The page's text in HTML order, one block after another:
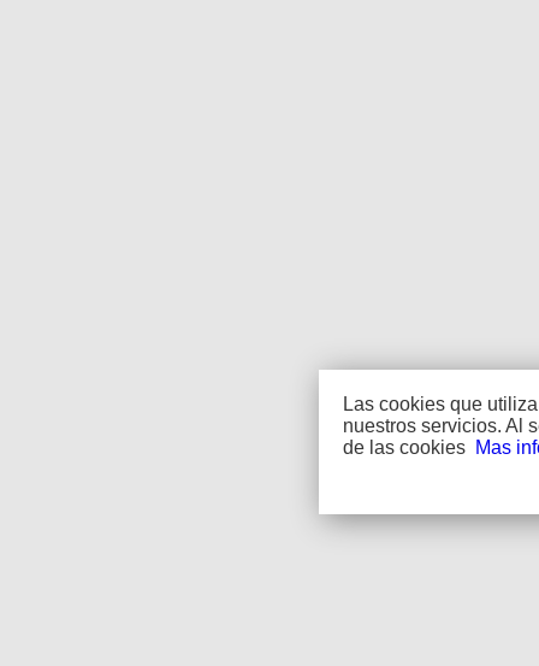
Las cookies que
nuestros servicios. Al
de las cookies
Mas